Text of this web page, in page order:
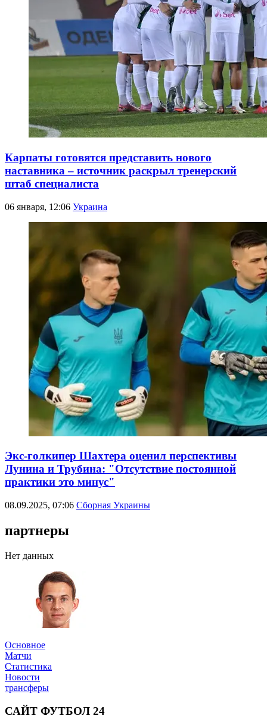
Карпаты готовятся представить нового
наставника – источник раскрыл тренерский
штаб специалиста
06 января, 12:06 Украина
Экс-голкипер Шахтера оценил перспективы
Лунина и Трубина: "Отсутствие постоянной
практики это минус"
08.09.2025, 07:06 Сборная Украины
партнеры
Нет данных
Основное
Матчи
Статистика
Новости
трансферы
САЙТ ФУТБОЛ 24